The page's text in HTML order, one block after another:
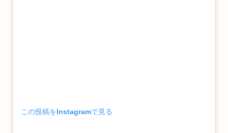
この投稿をInstagramで見る